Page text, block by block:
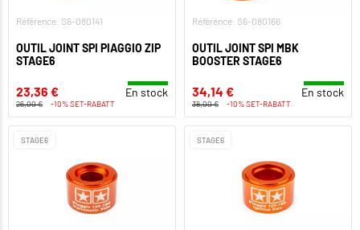
Référence: S6-080141
OUTIL JOINT SPI PIAGGIO ZIP
STAGE6
23,36 € En stock
26,00 € -10% SET-RABATT
Référence: S6-080166
OUTIL JOINT SPI MBK
BOOSTER STAGE6
34,14 € En stock
38,00 € -10% SET-RABATT
STAGE6 STAGE6